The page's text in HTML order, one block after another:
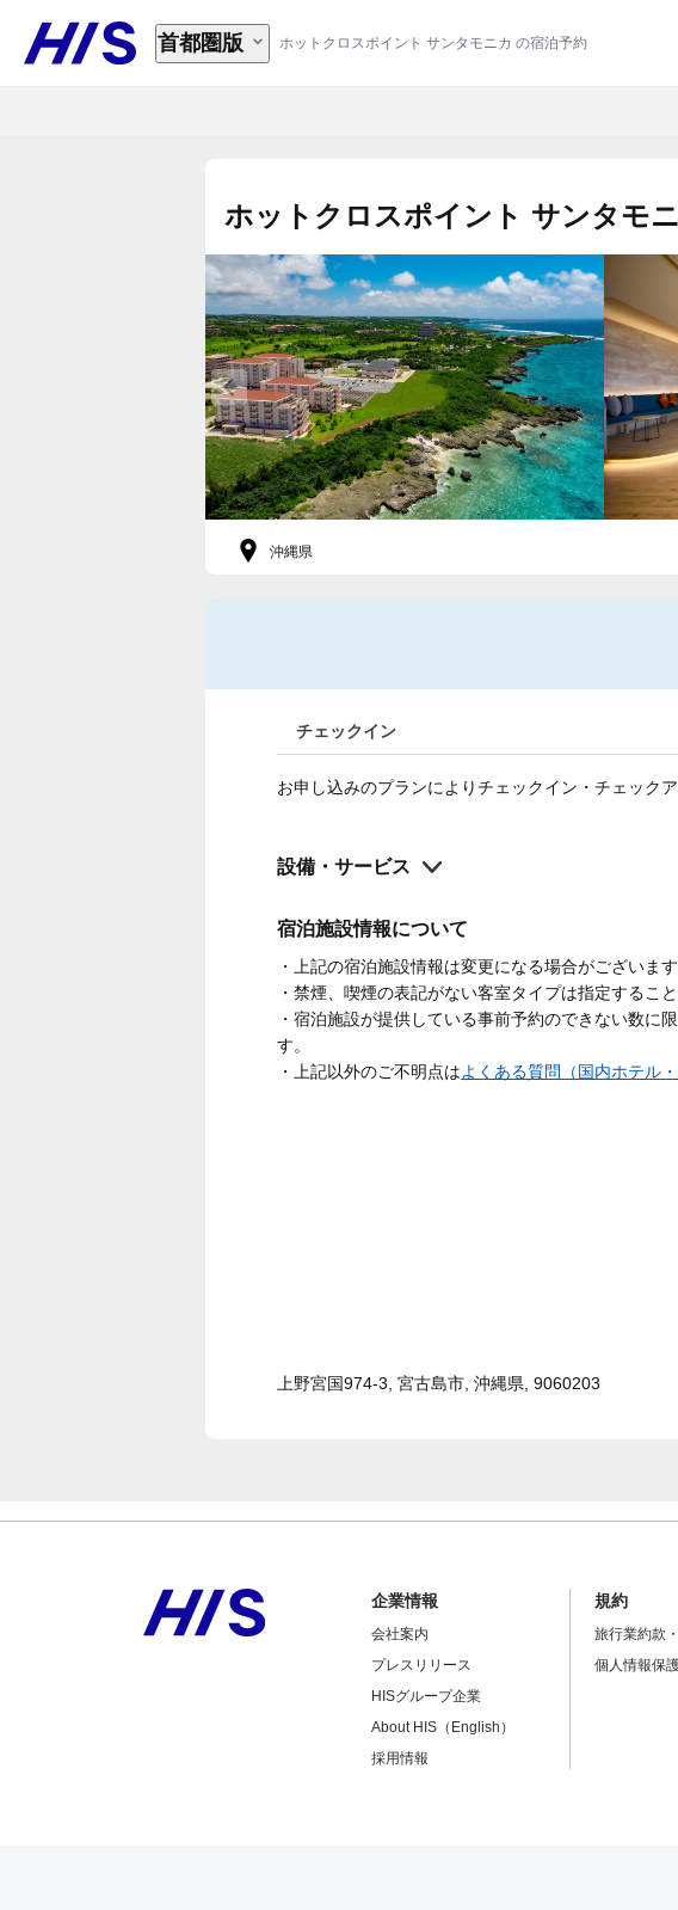
ホットクロスポイント サンタモニカ の宿泊予約
首都圏版
ホットクロスポイント サンタモ
沖縄県
チェックイン
お申し込みのプランによりチェックイン・チェック
設備・サービス
宿泊施設情報について
・上記の宿泊施設情報は変更になる場合がございま
・禁煙、喫煙の表記がない客室タイプは指定するこ
・宿泊施設が提供している事前予約のできない数に
す。
・上記以外のご不明点はよくある質問（国内ホテル・
上野宮国974-3, 宮古島市, 沖縄県, 9060203
企業情報
会社案内
プレスリリース
HISグループ企業
About HIS（English）
採用情報
規約
旅行業約款
個人情報保